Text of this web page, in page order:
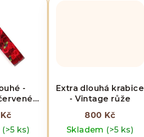
-
(>5 ks)
Extra dlouhá krabice
- Vintage růže
800 Kč
Skladem (>5 ks)